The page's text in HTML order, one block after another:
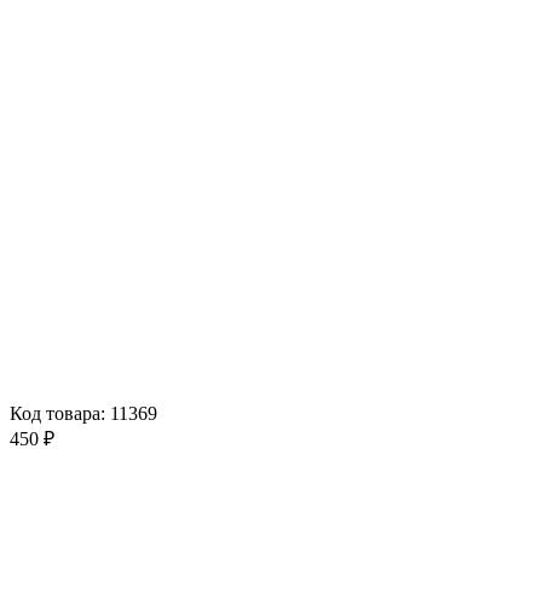
Код товара: 11369
450 ₽